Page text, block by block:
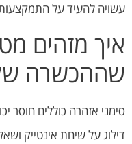
עשויה להעיד על
איך מזהים
שההכשרה
סימני אזהרה כוללים חוסר
דילוג על שיחת אינטייק